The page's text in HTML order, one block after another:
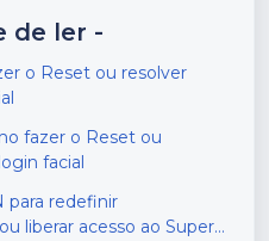
de ler -
o Reset ou resolver
fazer o Reset ou
facial
para redefinir
liberar acesso ao Super